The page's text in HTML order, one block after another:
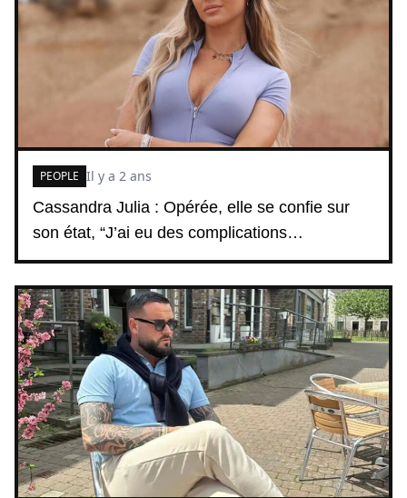
Cassandra Julia : Opérée, elle se confie sur
son état, “J’ai eu des complications…
PEOPLE Il y a 2 ans